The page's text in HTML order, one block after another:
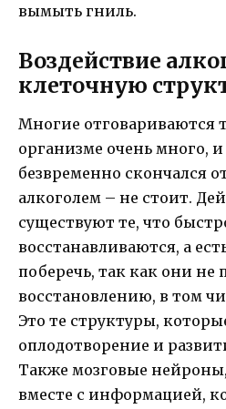
вымыть гниль.
Воздействие
клеточную
Многие отговариваются
организме очень много, и
безвременно скончался
алкоголем – не стоит.
существуют те, что
восстанавливаются, а
поберечь, так как они не
восстановлению, в том
Это те структуры,
оплодотворение и
Также мозговые
вместе с информацией,